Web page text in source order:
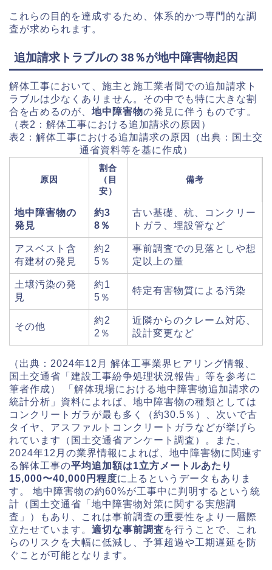
これらの目的を達成するため、体系的かつ専門的な調
査が求められます。
追加請求トラブルの 38％が地中障害物起因
解体工事において、施主と施工業者間での追加請求ト
ラブルは少なくありません。その中でも特に大きな割
合を占めるのが、 地中障害物の発見に伴うものです。
（表2：解体工事における追加請求の原因）
表2：解体工事における追加請求の原因（出典：国土交
通省資料等を基に作成）
原因
割合
（目
安）
備考
地中障害物の
発見
約3
8％
古い基礎、杭、コンクリー
トガラ、埋設管など
アスベスト含
有建材の発見
約2
5％
事前調査での見落としや想
定以上の量
土壌汚染の発
見
約1
5％
特定有害物質による汚染
その他
約2
2％
近隣からのクレーム対応、
設計変更など
（出典：2024年12月 解体工事業界ヒアリング情報、
国土交通省「建設工事紛争処理状況報告」等を参考に
筆者作成） 「解体現場における地中障害物追加請求の
統計分析」資料によれば、地中障害物の種類としては
コンクリートガラが最も多く（約30.5％）、次いで古
タイヤ、アスファルトコンクリートガラなどが挙げら
れています（国土交通省アンケート調査）。また、
2024年12月の業界情報によれば、地中障害物に関連す
る解体工事の平均追加額は1立方メートルあたり
15,000〜40,000円程度に上るというデータもありま
す。 地中障害物の約60%が工事中に判明するという統
計（国土交通省「地中障害物対策に関する実態調
査」）もあり、これは事前調査の重要性をより一層際
立たせています。 適切な事前調査を行うことで、これ
らのリスクを大幅に低減し、予算超過や工期遅延を防
ぐことが可能となります。